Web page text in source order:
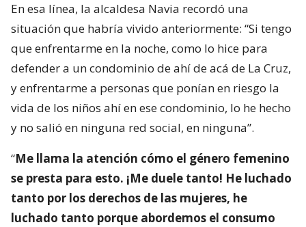
En esa línea, la alcaldesa Navia recordó una
situación que habría vivido anteriormente: “Si tengo
que enfrentarme en la noche, como lo hice para
defender a un condominio de ahí de acá de La Cruz,
y enfrentarme a personas que ponían en riesgo la
vida de los niños ahí en ese condominio, lo he hecho
y no salió en ninguna red social, en ninguna”.
“Me llama la atención cómo el género femenino
se presta para esto. ¡Me duele tanto! He luchado
tanto por los derechos de las mujeres, he
luchado tanto porque abordemos el consumo